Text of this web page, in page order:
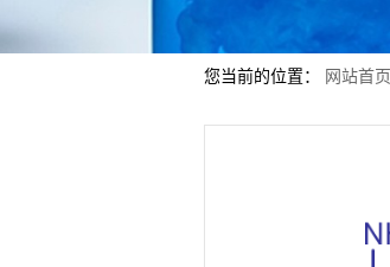
您当前的位置： 网站首页